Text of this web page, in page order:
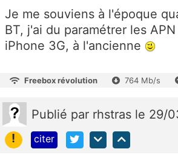
Je me souviens à l'époque
BT, j'ai du paramétrer les
iPhone 3G, à l'ancienne
Freebox révolution 764 Mb/s
Publié par rhstras le 29/
!
citer